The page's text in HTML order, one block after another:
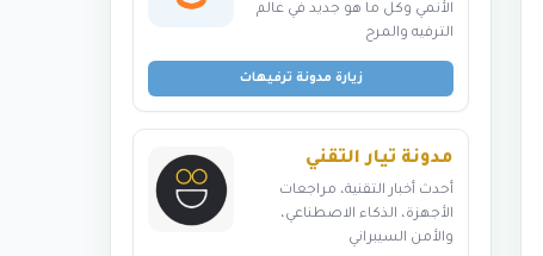
الأنمي وكل ما هو جديد في عالم
الترفيه والمرح
زيارة مدونة ترفيهات
مدونة تيار التقني
أحدث أخبار التقنية، مراجعات
الأجهزة، الذكاء الاصطناعي،
والأمن السيبراني